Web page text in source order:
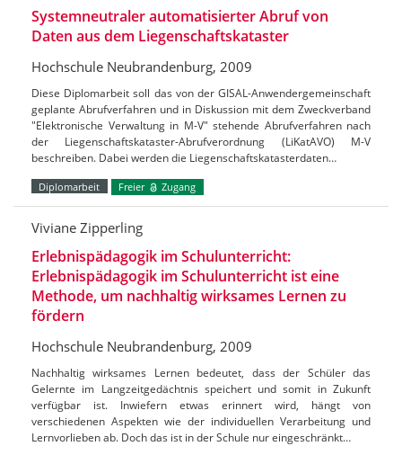
Systemneutraler automatisierter Abruf von
Daten aus dem Liegenschaftskataster
Hochschule Neubrandenburg, 2009
Diese Diplomarbeit soll das von der GISAL-Anwendergemeinschaft
geplante Abrufverfahren und in Diskussion mit dem Zweckverband
"Elektronische Verwaltung in M-V" stehende Abrufverfahren nach
der Liegenschaftskataster-Abrufverordnung (LiKatAVO) M-V
beschreiben. Dabei werden die Liegenschaftskatasterdaten…
Diplomarbeit Freier Zugang
Viviane Zipperling
Erlebnispädagogik im Schulunterricht:
Erlebnispädagogik im Schulunterricht ist eine
Methode, um nachhaltig wirksames Lernen zu
fördern
Hochschule Neubrandenburg, 2009
Nachhaltig wirksames Lernen bedeutet, dass der Schüler das
Gelernte im Langzeitgedächtnis speichert und somit in Zukunft
verfügbar ist. Inwiefern etwas erinnert wird, hängt von
verschiedenen Aspekten wie der individuellen Verarbeitung und
Lernvorlieben ab. Doch das ist in der Schule nur eingeschränkt…